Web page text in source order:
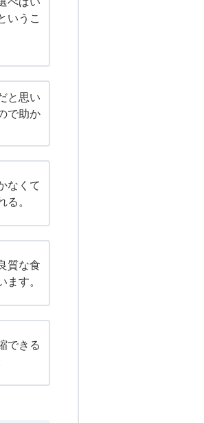
いうこ
と思い
で助か
なくて
。
質な食
す。
できる